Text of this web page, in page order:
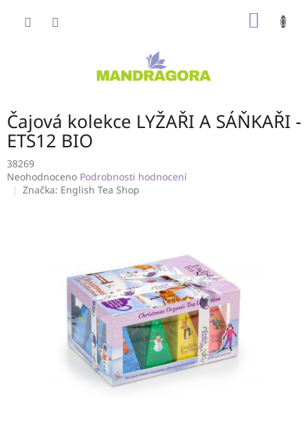
Čajová kolekce LYŽAŘI A SÁŇKAŘI -
ETS12 BIO
38269
Průměrné
hodnocení
Neohodnoceno Podrobnosti hodnocení
Značka: English Tea Shop